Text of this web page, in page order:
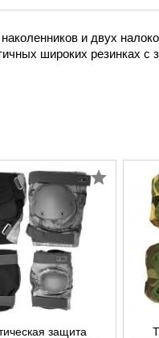
и двух
широких резинках с
защита